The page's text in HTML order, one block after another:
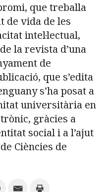
avançada
la URV Agenda
ENGLISH
que treballa
de vida de les
intel·lectual,
la revista d’una
de
que s’edita
s’ha posat a
universitària en
gràcies a
social i a l’ajut
Ciències de